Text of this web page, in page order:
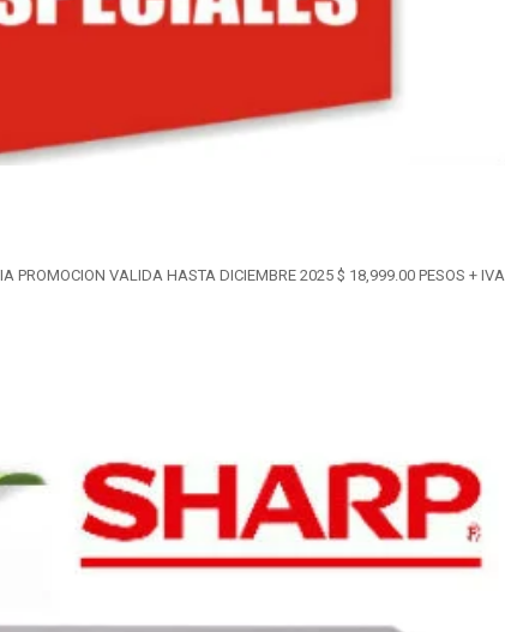
PROMOCION VALIDA HASTA DICIEMBRE 2025 $ 18,999.00 PESOS + IVA